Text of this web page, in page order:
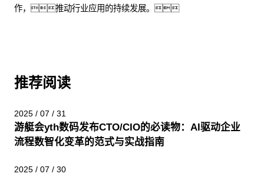
作，推动行业应用的持续发展。
推荐阅读
2025 / 07 / 31
游艇会yth数码发布CTO/CIO的必读物：AI驱动企业
流程数智化变革的范式与实战指南
2025 / 07 / 30